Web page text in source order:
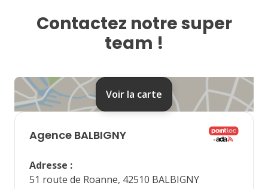
17 18 19 20
31
septembre 2026
7
Contactez notre super
team !
Voir la carte
Agence BALBIGNY
Adresse :
51 route de Roanne, 42510 BALBIGNY